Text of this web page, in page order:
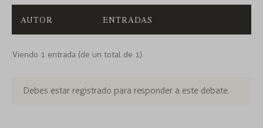
AUTOR ENTRADAS
Viendo 1 entrada (de un total de 1)
Debes estar registrado para responder a este debate.